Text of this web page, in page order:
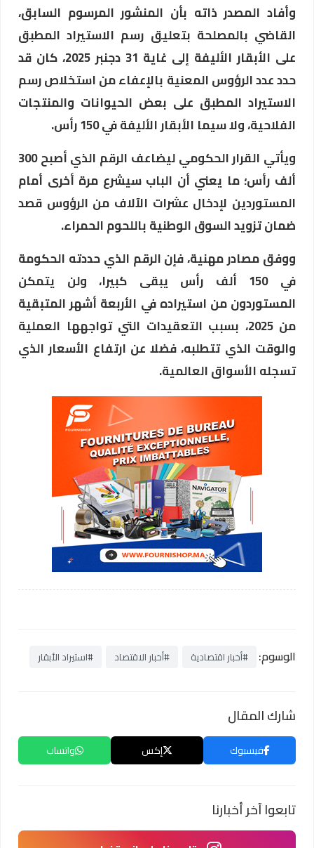
وأفاد المصدر ذاته بأن المنشور المرسوم السابق،
القاضي بالمصلحة بتعليق رسم الاستيراد المطبق
على الأبقار الأليفة إلى غاية 31 دجنبر 2025، كان قد
حدد عدد الرؤوس المعنية بالإعفاء من استخلاص رسم
الاستيراد المطبق على بعض الحيوانات والمنتجات
الفلاحية، ولا سيما الأبقار الأليفة في 150 رأس.
ويأتي القرار الحكومي ليضاعف الرقم الذي أصبح 300
ألف رأس؛ ما يعني أن الباب سيشرع مرة أخرى أمام
المستوردين لإدخال عشرات الآلاف من الرؤوس قصد
ضمان تزويد السوق الوطنية باللحوم الحمراء.
ووفق مصادر مهنية، فإن الرقم الذي حددته الحكومة
في 150 ألف رأس يبقى كبيرا، ولن يتمكن
المستوردون من استيراده في الأربعة أشهر المتبقية
من 2025، بسبب التعقيدات التي تواجهها العملية
والوقت الذي تتطلبه، فضلا عن ارتفاع الأسعار الذي
تسجله الأسواق العالمية.
الوسوم: #أخبار اقتصادية #أخبار الاقتصاد #استيراد الأبقار
شارك المقال
فيسبوك إكس واتساب
تابعوا آخر أخبارنا